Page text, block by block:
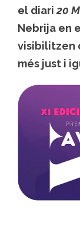
el diari 20
Nebrija en
visibilitzen
més just i